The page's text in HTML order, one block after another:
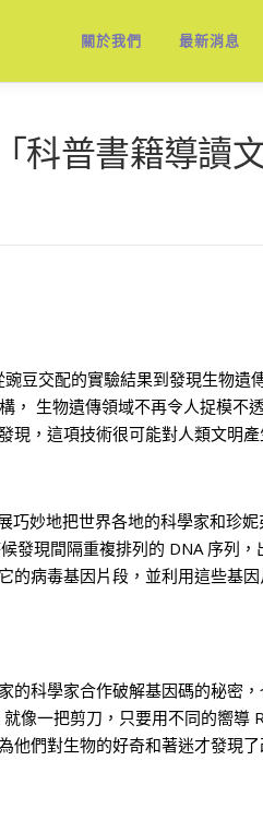
關於我們 最新消息
科普書籍導讀
豆交配的實驗結果到發現生物
生物遺傳領域不再令人捉模不
，這項技術很可能對人類文明
巧妙地把世界各地的科學家和珍
發現間隔重複排列的 DNA 序列
的病毒基因片段，並利用這些基
的科學家合作破解基因碼的秘密
像一把剪刀，只要用不同的嚮
他們對生物的好奇和著迷才發現